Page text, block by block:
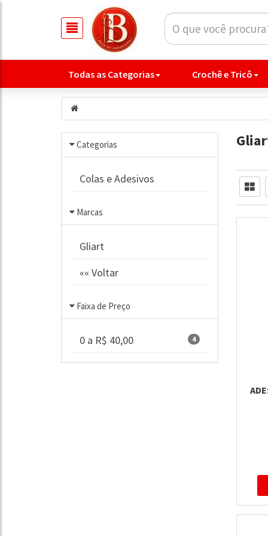
Todas as Categorias Crochê e Tricô
Categorias
Colas e Adesivos
Marcas
Gliart
«« Voltar
Faixa de Preço
0 a R$ 40,00 4